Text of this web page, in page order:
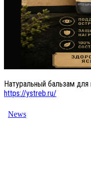
Натуральный бальзам
https://ystreb.ru/